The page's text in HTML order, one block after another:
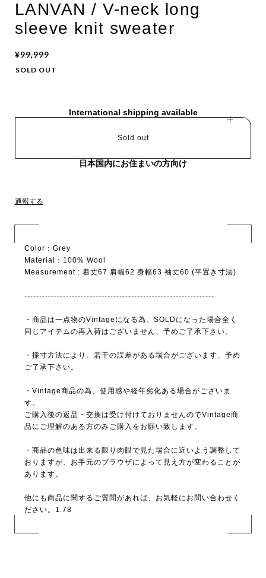
LANVAN / V-neck long
sleeve knit sweater
¥99,999
SOLD OUT
International shipping available
Sold out
日本国内にお住まいの方向け
通報する
Color：Grey
Material：100% Wool
Measurement : 着丈67 肩幅62 身幅63 袖丈60 (平置き寸法)
----------------------------------------------------------------
・商品は一点物のVintageになる為、SOLDになった場合全く
同じアイテムの再入荷はございません、予めご了承下さい。
・採寸方法により、若干の誤差がある場合がございます、予め
ご了承下さい。
・Vintage商品の為、使用感や経年劣化ある場合がございま
す。
ご購入後の返品・交換は受け付けておりませんのでVintage商
品にご理解のある方のみご購入をお願い致します。
・商品の色味は出来る限り肉眼で見た場合に近いよう調整して
おりますが、お手元のブラウザによって見え方が変わることが
あります。
他にも商品に関するご質問があれば、お気軽にお問い合わせく
ださい。1.78